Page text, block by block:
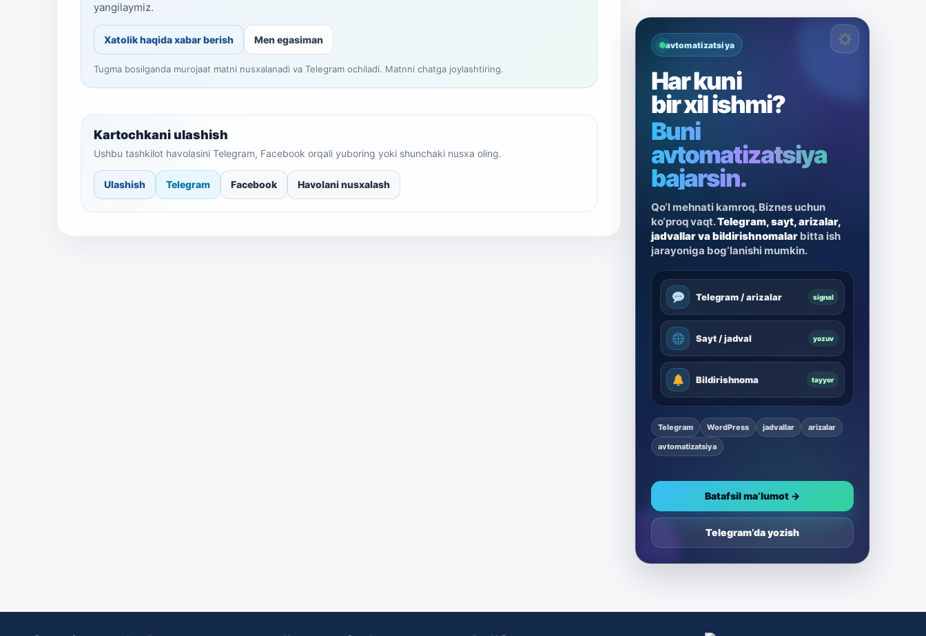
yangilaymiz.
Xatolik haqida xabar berish Men egasiman
Tugma bosilganda murojaat matni nusxalanadi va Telegram ochiladi. Matnni chatga joylashtiring.
Kartochkani ulashish
Ushbu tashkilot havolasini Telegram, Facebook orqali yuboring yoki shunchaki nusxa oling.
Ulashish Telegram Facebook Havolani nusxalash
avtomatizatsiya
Har kuni
bir xil ishmi?
Buni
avtomatizatsiya
bajarsin.
Qo‘l mehnati kamroq. Biznes uchun
ko‘proq vaqt.Telegram, sayt, arizalar,
jadvallar va bildirishnomalar bitta ish
jarayoniga bog‘lanishi mumkin.
Telegram / arizalar signal
Sayt / jadval yozuv
Bildirishnoma tayyor
Telegram WordPress jadvallar
arizalar
avtomatizatsiya
Batafsil ma’lumot →
Telegram’da yozish